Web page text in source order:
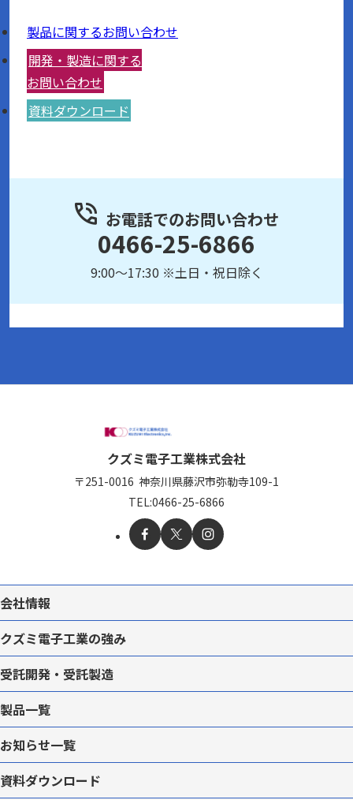
製品に関するお問い合わせ
開発・製造に関する
お問い合わせ
資料ダウンロード
お電話でのお問い合わせ
0466-25-6866
9:00～17:30 ※土日・祝日除く
クズミ電子工業株式会社
〒251-0016 神奈川県藤沢市弥勒寺109-1
TEL:0466-25-6866
会社情報
クズミ電子工業の強み
受託開発・受託製造
製品一覧
お知らせ一覧
資料ダウンロード